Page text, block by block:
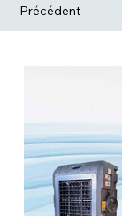
Précédent